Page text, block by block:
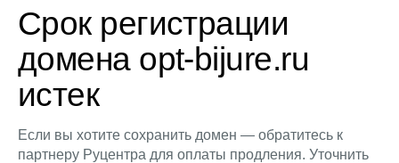
Срок регистрации
домена opt-bijure.ru
истек
Если вы хотите сохранить домен — обратитесь к
партнеру Руцентра для оплаты продления. Уточнить